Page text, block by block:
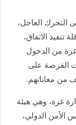
التحرك العاجل،
الاتفاق،
غزة من الدخول
الفرصة على
من معاناتهم.
غزة، وهي هيئة
الأمن الدولي،